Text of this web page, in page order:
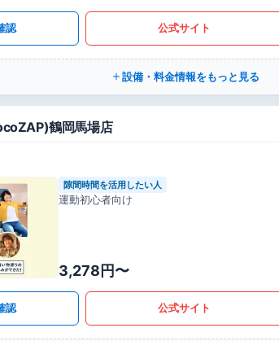
認 公式サイト
設備・料金情報をもっと見る
鶴岡馬場店
隙間時間を活用したい人
運動初心者向け
3,278円〜
認 公式サイト